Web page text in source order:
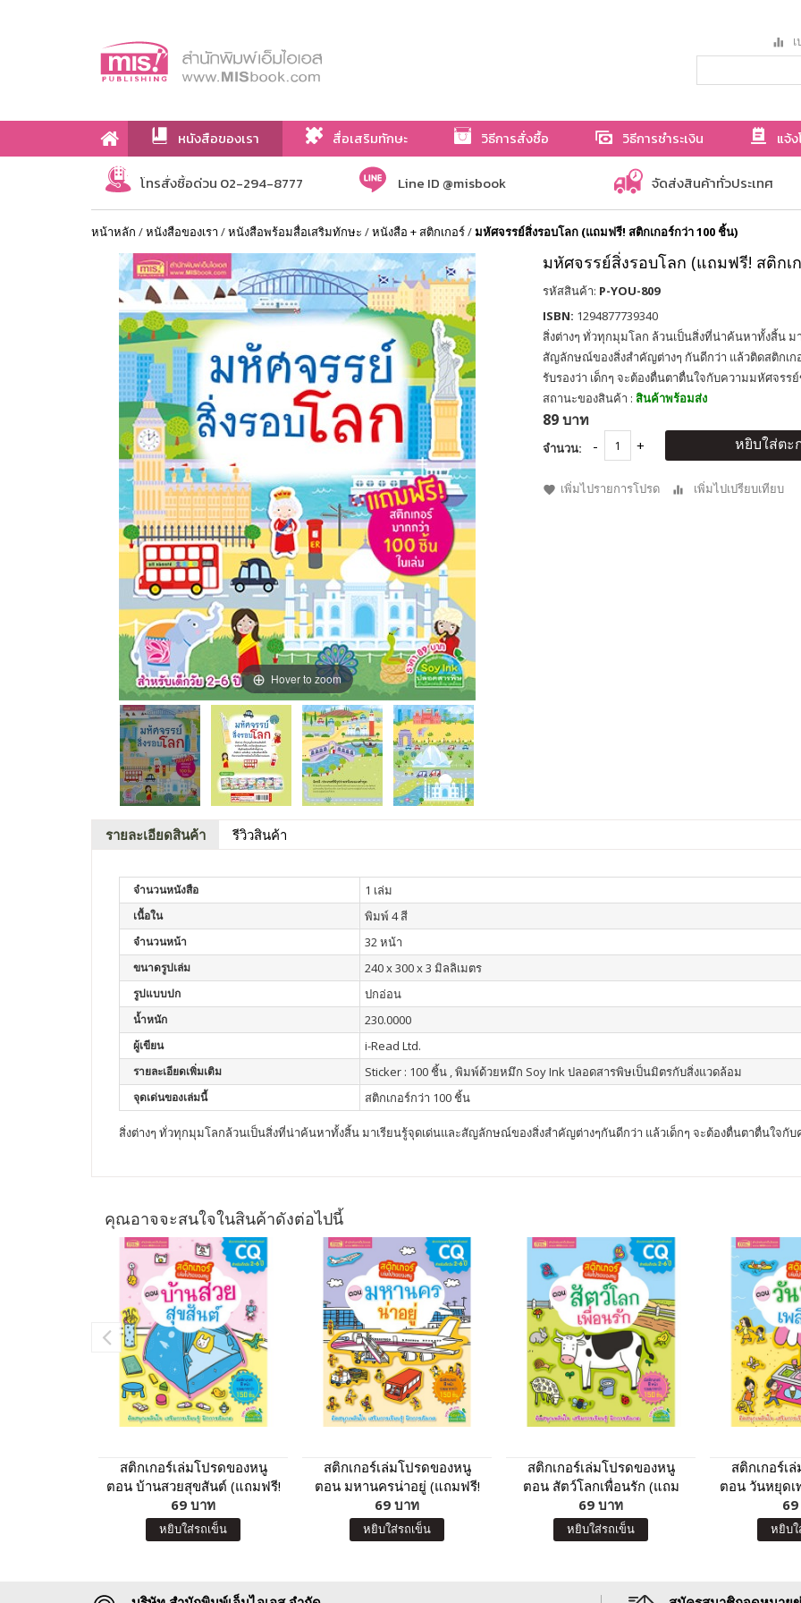
หนังสือของเรา สื่อเสริมทักษะ วิธีการสั่งซื้อ วิธีการชำระเงิน แจ้
เกี่ยวกับเรา
โทรสั่งซื้อด่วน 02-294-8777 Line ID @misbook จัดส่งสินค้าทั่วประเทศ
หน้าหลัก /หนังสือของเรา /หนังสือพร้อมสื่อเสริมทักษะ /หนังสือ + สติกเกอร์/มหัศจรรย์สิ่งรอบโลก (แถมฟรี! สติกเกอร์กว่า 100 ชิ้น)
Hover to zoom
มหัศจรรย์สิ่งรอบโลก (แถมฟรี! สติกเ
รหัสสินค้า: P-YOU-809
ISBN: 1294877739340
สิ่งต่างๆ ทั่วทุกมุมโลก ล้วนเป็นสิ่งที่น่าค้นหาทั้งสิ้น ม
สัญลักษณ์ของสิ่งสำคัญต่างๆ กันดีกว่า แล้วติดสติกเก
รับรองว่า เด็กๆ จะต้องตื่นตาตื่นใจกับความมหัศจร
สถานะของสินค้า : สินค้าพร้อมส่ง
89 บาท
จำนวน: หยิบใส่ตะ
เพิ่มไปรายการโปรด เพิ่มไปเปรียบเทียบ
รายละเอียดสินค้า รีวิวสินค้า
จำนวนหนังสือ 1 เล่ม
เนื้อใน พิมพ์ 4 สี
จำนวนหน้า 32 หน้า
ขนาดรูปเล่ม 240 x 300 x 3 มิลลิเมตร
รูปแบบปก ปกอ่อน
น้ำหนัก 230.0000
ผู้เขียน i-Read Ltd.
รายละเอียดเพิ่มเติม Sticker : 100 ชิ้น , พิมพ์ด้วยหมึก Soy Ink ปลอดสารพิษเป็นมิตรกับสิ่งแวดล้อม
จุดเด่นของเล่มนี้ สติกเกอร์กว่า 100 ชิ้น
สิ่งต่างๆ ทั่วทุกมุมโลกล้วนเป็นสิ่งที่น่าค้นหาทั้งสิ้น มาเรียนรู้จุดเด่นและสัญลักษณ์ของสิ่งสำคัญต่างๆกันดีกว่า แล้วเด็กๆ จะต้องตื่นตาตื่นใจกั
คุณอาจจะสนใจในสินค้าดังต่อไปนี้
สติกเกอร์เล่มโปรดของหนู
ตอน บ้านสวยสุขสันต์ (แถมฟรี!
สติกเกอร์กว่า 150 ชิ้น)
69 บาท
หยิบใส่รถเข็น
สติกเกอร์เล่มโปรดของหนู
ตอน มหานครน่าอยู่ (แถมฟรี!
สติกเกอร์กว่า 150 ชิ้น)
69 บาท
หยิบใส่รถเข็น
สติกเกอร์เล่มโปรดของหนู
ตอน สัตว์โลกเพื่อนรัก (แถม
ฟรี! สติกเกอร์กว่า 150 ชิ้น)
69 บาท
หยิบใส่รถเข็น
สติกเกอร์เ
ตอน วันหยุดเ
สติกเกอร์
หยิบใ